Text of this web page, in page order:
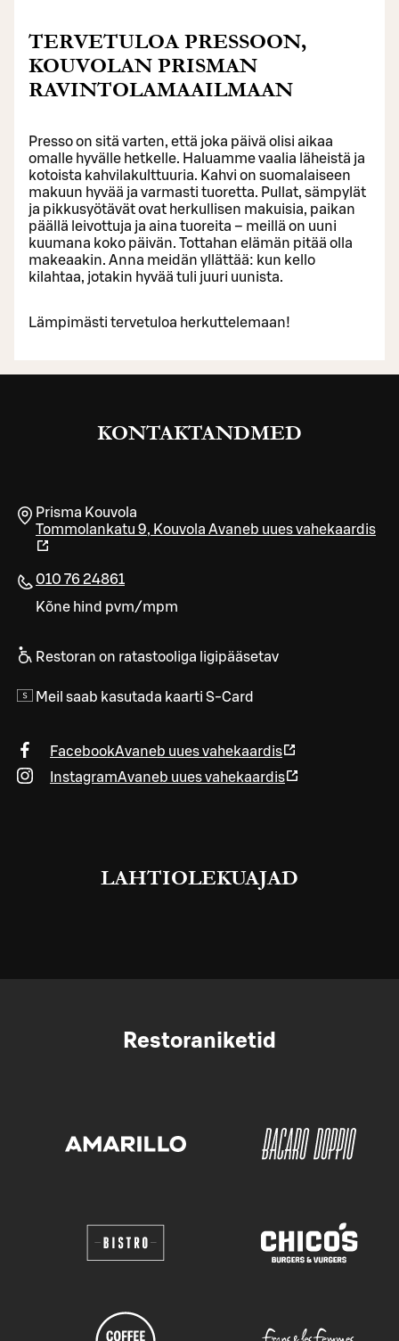
TERVETULOA PRESSOON,
KOUVOLAN PRISMAN
RAVINTOLAMAAILMAAN
Presso on sitä varten, että joka päivä olisi aikaa
omalle hyvälle hetkelle. Haluamme vaalia läheistä ja
kotoista kahvilakulttuuria. Kahvi on suomalaiseen
makuun hyvää ja varmasti tuoretta. Pullat, sämpylät
ja pikkusyötävät ovat herkullisen makuisia, paikan
päällä leivottuja ja aina tuoreita – meillä on uuni
kuumana koko päivän. Tottahan elämän pitää olla
makeaakin. Anna meidän yllättää: kun kello
kilahtaa, jotakin hyvää tuli juuri uunista.
Lämpimästi tervetuloa herkuttelemaan!
KONTAKTANDMED
Prisma Kouvola
Tommolankatu 9, Kouvola Avaneb uues vahekaardis
010 76 24861
Kõne hind pvm/mpm
Restoran on ratastooliga ligipääsetav
Meil saab kasutada kaarti S-Card
FacebookAvaneb uues vahekaardis
InstagramAvaneb uues vahekaardis
LAHTIOLEKUAJAD
Restoraniketid